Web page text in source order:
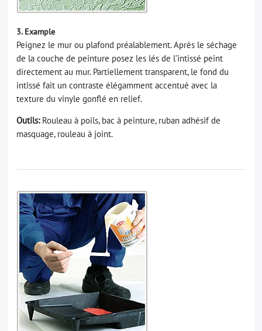
3. Example
Peignez le mur ou plafond préalablement. Après le séchage
de la couche de peinture posez les lés de l’intissé peint
directement au mur. Partiellement transparent, le fond du
intissé fait un contraste élégamment accentué avec la
texture du vinyle gonflé en relief.
Outils: Rouleau à poils, bac à peinture, ruban adhésif de
masquage, rouleau à joint.